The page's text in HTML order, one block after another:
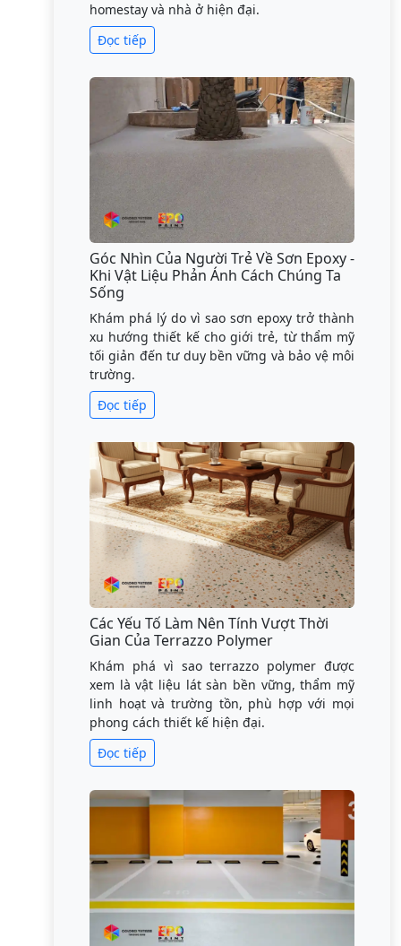
homestay và nhà ở hiện đại.
Đọc tiếp
Góc Nhìn Của Người Trẻ Về Sơn Epoxy -
Khi Vật Liệu Phản Ánh Cách Chúng Ta
Sống
Khám phá lý do vì sao sơn epoxy trở thành
xu hướng thiết kế cho giới trẻ, từ thẩm mỹ
tối giản đến tư duy bền vững và bảo vệ môi
trường.
Đọc tiếp
Các Yếu Tố Làm Nên Tính Vượt Thời
Gian Của Terrazzo Polymer
Khám phá vì sao terrazzo polymer được
xem là vật liệu lát sàn bền vững, thẩm mỹ
linh hoạt và trường tồn, phù hợp với mọi
phong cách thiết kế hiện đại.
Đọc tiếp